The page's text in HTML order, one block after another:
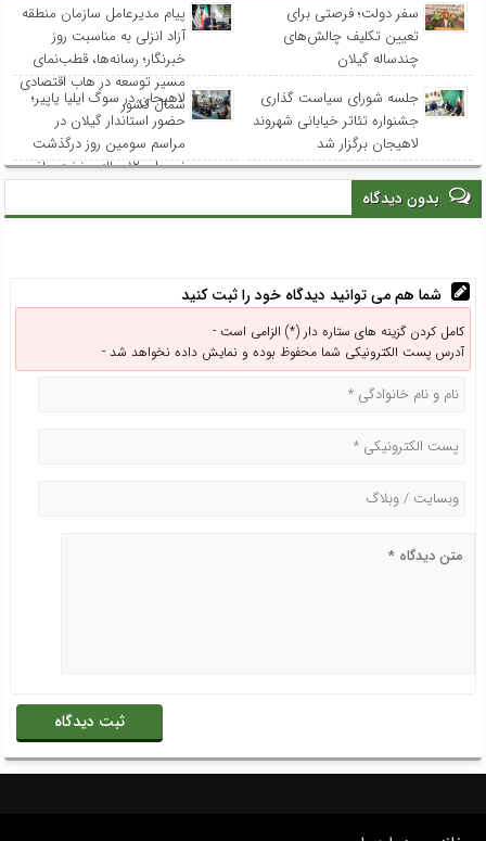
سفر دولت؛ فرصتی برای
تعیین تکلیف چالش‌های
چندساله گیلان
پیام مدیرعامل سازمان منطقه
آزاد انزلی به مناسبت روز
خبرنگار؛ رسانه‌ها، قطب‌نمای
مسیر توسعه در هاب اقتصادی
شمال کشور
جلسه شورای سیاست گذاری
جشنواره تئاتر خیابانی شهروند
لاهیجان برگزار شد
لاهیجان در سوگ ایلیا یاپیر؛
حضور استاندار گیلان در
مراسم سومین روز درگذشت
نوجوان ۱۲ ساله و نخبه ریاضی
بدون دیدگاه
شما هم می توانید دیدگاه خود را ثبت کنید
کامل کردن گزینه های ستاره دار (*) الزامی است -
آدرس پست الکترونیکی شما محفوظ بوده و نمایش داده نخواهد شد -